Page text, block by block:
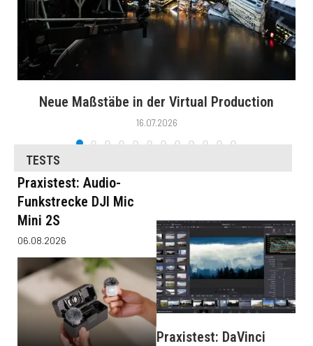
Neue Maßstäbe in der Virtual Production
16.07.2026
TESTS
Praxistest: Audio-
Funkstrecke DJI Mic
Mini 2S
06.08.2026
Praxistest: DaVinci